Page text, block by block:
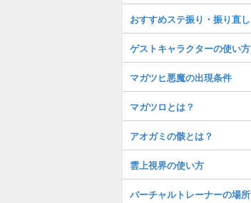
おすすめステ振り・振り直し
ゲストキャラクターの使い方
マガツヒ悪魔の出現条件
マガツロとは？
アオガミの骸とは？
雲上視界の使い方
バーチャルトレーナーの場所